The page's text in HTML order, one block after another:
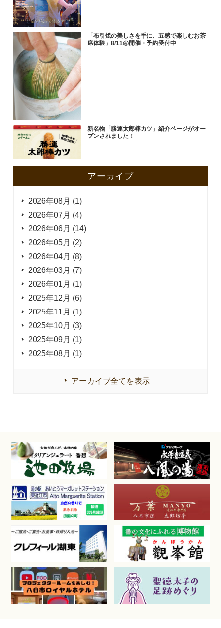
「布引焼の美しさを手に、五感で楽しむお茶
席体験」8/11㊋開催・予約受付中
新名物「勝運太郎棒カツ」紹介ページがオー
プンされました！
アーカイブ
2026年08月 (1)
2026年07月 (4)
2026年06月 (14)
2026年05月 (2)
2026年04月 (8)
2026年03月 (7)
2026年01月 (1)
2025年12月 (6)
2025年11月 (1)
2025年10月 (3)
2025年09月 (1)
2025年08月 (1)
アーカイブ全てを表示